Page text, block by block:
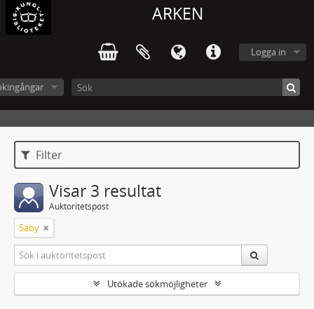
ARKEN
Logga in
Filter
Visar 3 resultat
Auktoritetspost
Säby
Utökade sökmöjligheter